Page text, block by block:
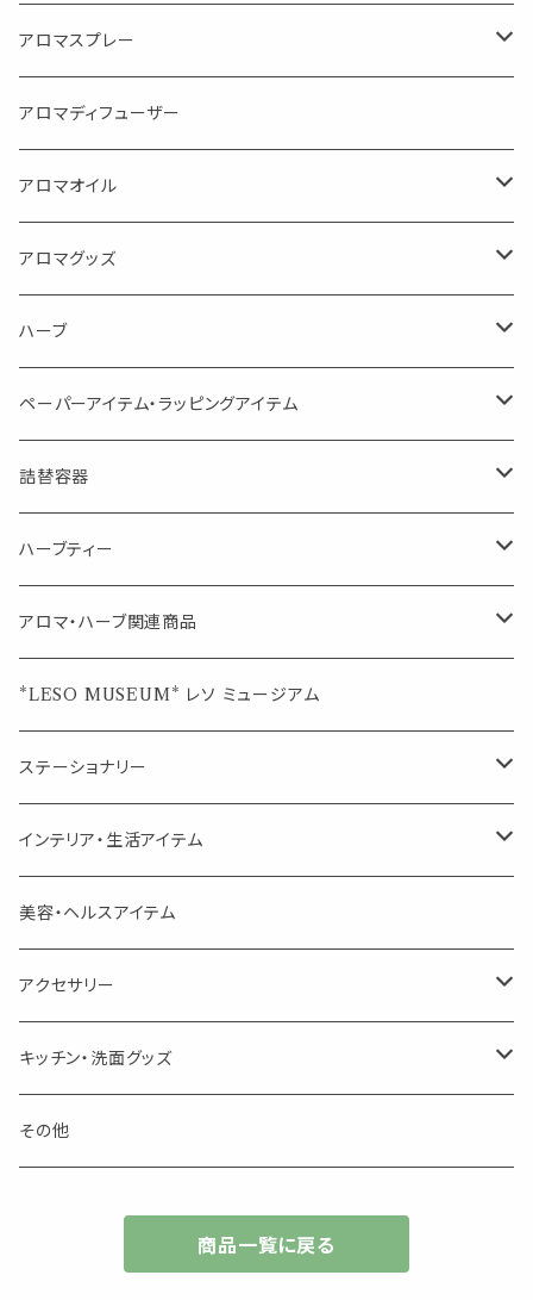
アロマスプレー
目的で選ぶ
蒸し暑い夏やリフレッシュに
消臭に（用途：空間や衣服）
FLOWER LESO. フラワレソット
Kiyome LESO. キヨメ レソット
体感-4℃ !? 薄荷をブレンドしたアロマスプレー
AroMachi アロマチ 町の香り
Mask&Pillow Aroma
アロマディフューザー
アロマオイル
エッセンシャルオイル
シングル
ブレンド
キャリアオイル
アロマグッズ
エッセンシャルオイル
ディフューザー
ハーブ
サシェ・香り袋
ハーブティー
シングル
ブレンド
箱入りアソート
キャンディー
ペーパーアイテム・ラッピングアイテム
シーリングワックス シール
ペーパークリップ
ウェルカムボード・装飾
席札クリップ
プチギフト
詰替容器
ロールオンボトル
スプレーボトル
スポイトボトル
精油用ボトル
ポンプ式ボトル
リップ容器
スクリュー容器
チューブ
スライドケース
ハーブティー
ブレンド
ジュエル オブ ビューティー
美人さんのハーブティー
シングル
アロマ・ハーブ関連商品
エッセンシャルオイル
シングル
ブレンド
クラフト器材・道具
キャリアオイル・ワックス
道具
お香・サシェ・キャンドル
線香
サシェ・香り袋
ディフューザー
アロマオイルウォーマー
アロマストーン
*LESO MUSEUM* レソ ミュージアム
ステーショナリー
デザインクリップ
記号（ハート,星,etc）
音楽・楽器
ページオープナー・ワイドクリップ
ポストカード・メッセージカード
フック・マグネット・画鋲
ステッカー・マスキングテープ・付箋
インテリア・生活アイテム
オブジェ
キャンドル・お香
ウォールアイテム
フック・マグネット・画鋲
収納・小物トレー
美容・ヘルスアイテム
アクセサリー
ブローチ・ピンバッチ
ピアス
キッチン・洗面グッズ
カトラリー
その他
商品一覧に戻る